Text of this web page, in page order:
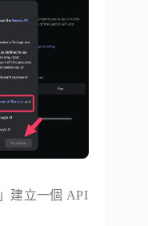
」建立一個 API